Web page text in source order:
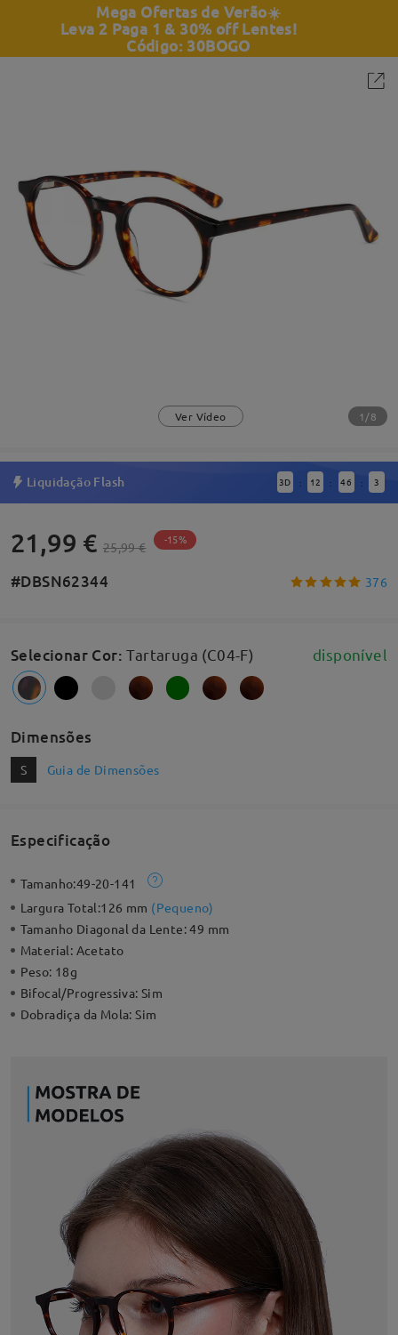
Mega Ofertas de Verão☀️
Leva 2 Paga 1 & 30% off Lentes!
Código: 30BOGO
Ver Vídeo 1/8
Liquidação Flash 3D : 12 : 46 : 2
21,99 € 25,99 € -15%
#DBSN62344 376
Selecionar Cor:Tartaruga (C04-F) disponível
Dimensões
S Guia de Dimensões
Especificação
Tamanho:49-20-141
Largura Total:126 mm (Pequeno)
Tamanho Diagonal da Lente:49 mm
Material: Acetato
Peso: 18g
Bifocal/Progressiva:Sim
Dobradiça da Mola:Sim